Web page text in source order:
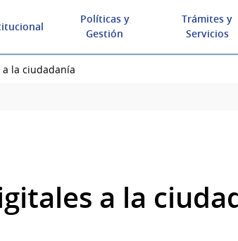
Políticas y
Gestión
Trámites y
Servicios
la ciudadanía
a la